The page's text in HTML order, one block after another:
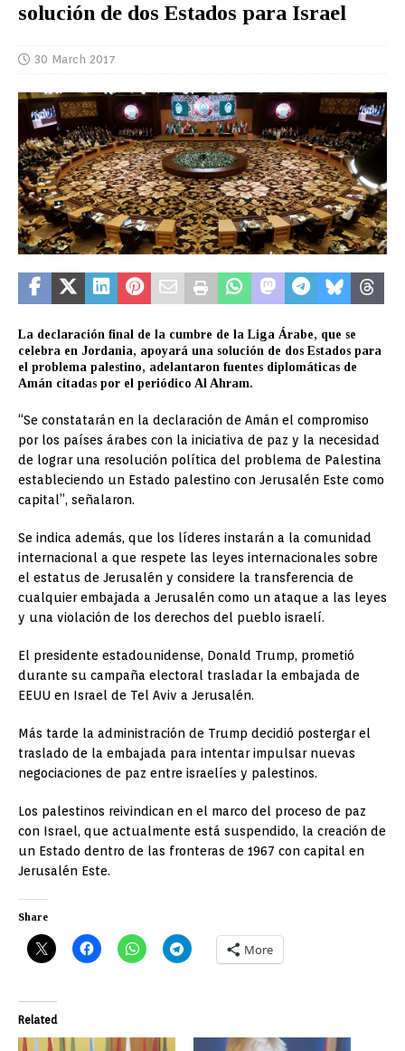
solución de dos Estados para Israel
30 March 2017
La declaración final de la cumbre de la Liga Árabe, que se
celebra en Jordania, apoyará una solución de dos Estados para
el problema palestino, adelantaron fuentes diplomáticas de
Amán citadas por el periódico Al Ahram.
“Se constatarán en la declaración de Amán el compromiso
por los países árabes con la iniciativa de paz y la necesidad
de lograr una resolución política del problema de Palestina
estableciendo un Estado palestino con Jerusalén Este como
capital”, señalaron.
Se indica además, que los líderes instarán a la comunidad
internacional a que respete las leyes internacionales sobre
el estatus de Jerusalén y considere la transferencia de
cualquier embajada a Jerusalén como un ataque a las leyes
y una violación de los derechos del pueblo israelí.
El presidente estadounidense, Donald Trump, prometió
durante su campaña electoral trasladar la embajada de
EEUU en Israel de Tel Aviv a Jerusalén.
Más tarde la administración de Trump decidió postergar el
traslado de la embajada para intentar impulsar nuevas
negociaciones de paz entre israelíes y palestinos.
Los palestinos reivindican en el marco del proceso de paz
con Israel, que actualmente está suspendido, la creación de
un Estado dentro de las fronteras de 1967 con capital en
Jerusalén Este.
Share
More
Related